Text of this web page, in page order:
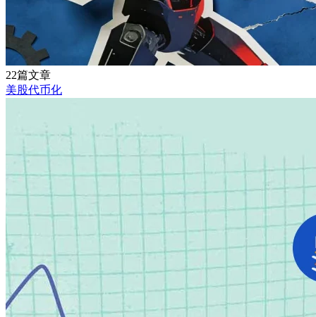
22篇文章
美股代币化